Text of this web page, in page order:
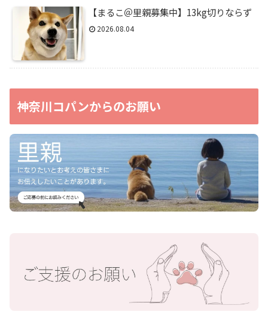
【まるこ＠里親募集中】13kg切りならず
2026.08.04
神奈川コパンからのお願い